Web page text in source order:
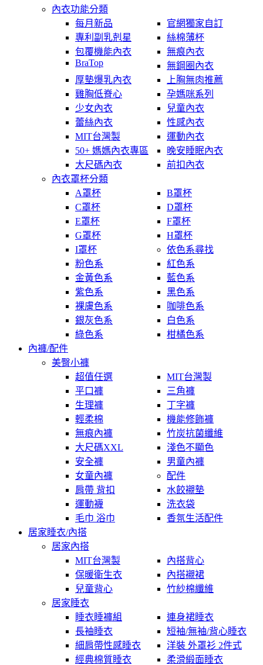
內衣功能分類
每月新品
官網獨家自訂
專利副乳剋星
絲棉薄杯
包覆機能內衣
無痕內衣
BraTop
無鋼圈內衣
厚墊爆乳內衣
上胸無肉推薦
雞胸低脊心
孕媽咪系列
少女內衣
兒童內衣
蕾絲內衣
性感內衣
MIT台灣製
運動內衣
50+ 媽媽內衣專區
晚安睡眠內衣
大尺碼內衣
前扣內衣
內衣罩杯分類
A罩杯
B罩杯
C罩杯
D罩杯
E罩杯
F罩杯
G罩杯
H罩杯
I罩杯
依色系尋找
粉色系
紅色系
金黃色系
藍色系
紫色系
黑色系
裸膚色系
咖啡色系
銀灰色系
白色系
綠色系
柑橘色系
內褲/配件
美臀小褲
超值任選
MIT台灣製
平口褲
三角褲
生理褲
丁字褲
輕柔棉
機能修飾褲
無痕內褲
竹炭抗菌纖維
大尺碼XXL
淺色不顯色
安全褲
男童內褲
女童內褲
配件
肩帶 背扣
水餃襯墊
運動襪
洗衣袋
毛巾 浴巾
香氛生活配件
居家睡衣/內搭
居家內搭
MIT台灣製
內搭背心
保暖衛生衣
內搭襯裙
兒童背心
竹紗棉纖維
居家睡衣
睡衣睡褲組
連身裙睡衣
長袖睡衣
短袖/無袖/背心睡衣
細肩帶性感睡衣
洋裝 外罩衫 2件式
經典棉質睡衣
柔滑緞面睡衣